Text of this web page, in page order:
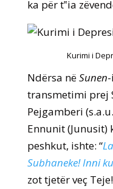
ka për t‟ia
Kurimi i
Ndërsa nëSunen
transmetimi prej
Pejgamberi
Ennunit (Junusit)
peshkut, ishte: “
Subhaneke! Inni
zot tjetër veç